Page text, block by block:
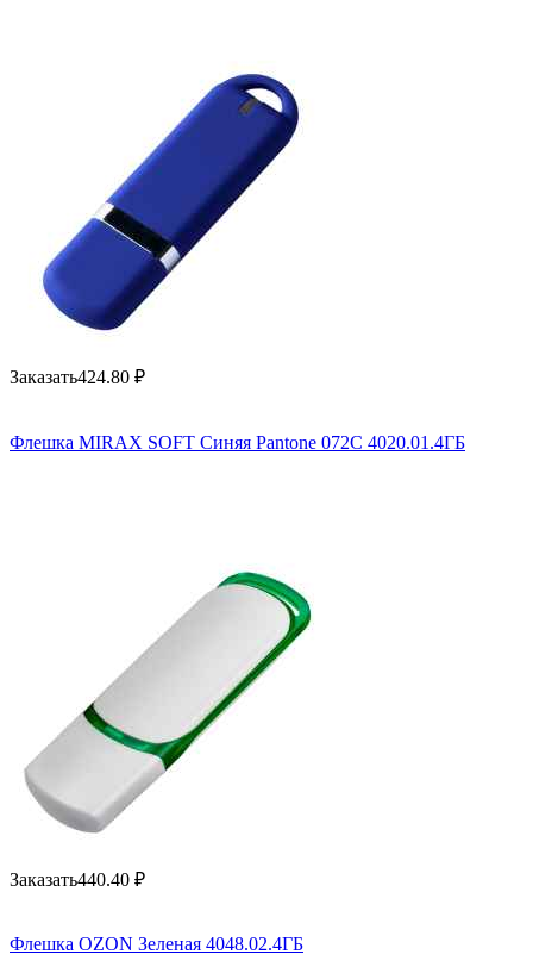
Заказать424.80 ₽
Флешка MIRAX SOFT Синяя Pantone 072C 4020.01.4ГБ
Заказать440.40 ₽
Флешка OZON Зеленая 4048.02.4ГБ